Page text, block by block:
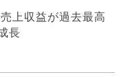
上収益が過去最高
長